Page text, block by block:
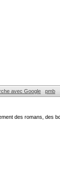
avec Google pmb
des romans, des